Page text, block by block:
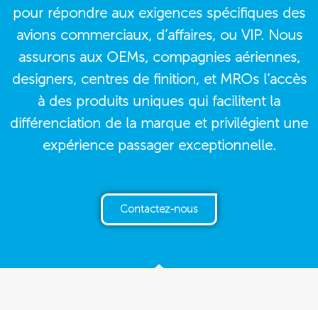
pour répondre aux exigences spécifiques des
avions commerciaux, d’affaires, ou VIP. Nous
assurons aux OEMs, compagnies aériennes,
designers, centres de finition, et MROs l’accès
à des produits uniques qui facilitent la
différenciation de la marque et privilégient une
expérience passager exceptionnelle.
Contactez-nous